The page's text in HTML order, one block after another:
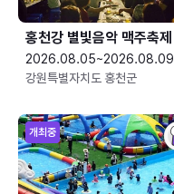
홍천강 별빛음악 맥주축제
2026.08.05~2026.08.09
강원특별자치도 홍천군
개최중